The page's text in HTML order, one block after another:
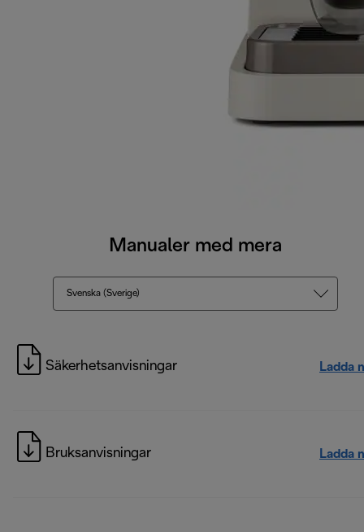
Manualer med mera
Svenska (Sverige)
Säkerhetsanvisningar Ladda
Bruksanvisningar Ladda